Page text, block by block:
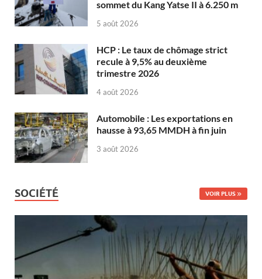
sommet du Kang Yatse II à 6.250 m
5 août 2026
HCP : Le taux de chômage strict
recule à 9,5% au deuxième
trimestre 2026
4 août 2026
Automobile : Les exportations en
hausse à 93,65 MMDH à fin juin
3 août 2026
SOCIÉTÉ VOIR PLUS